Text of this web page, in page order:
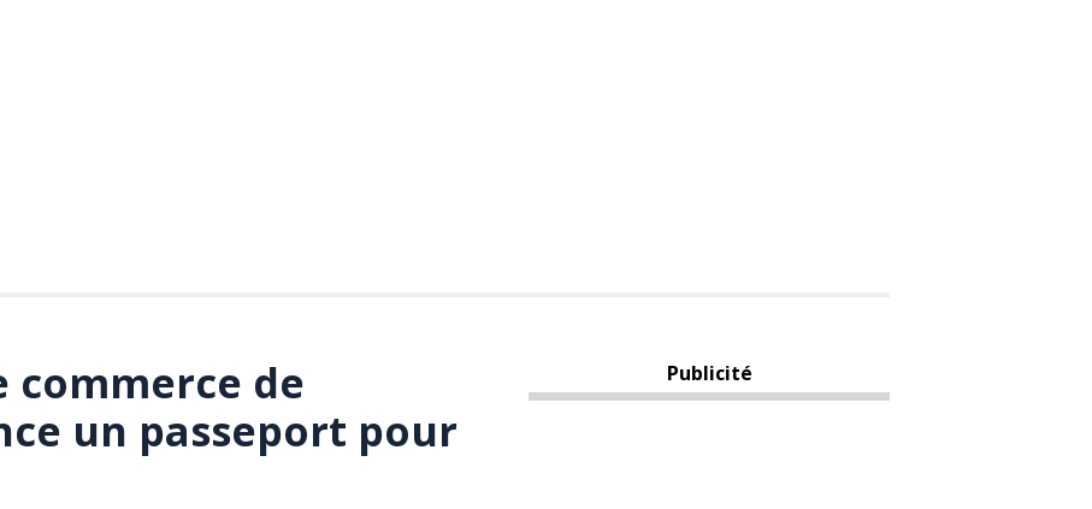
commerce de
un passeport pour
Publicité